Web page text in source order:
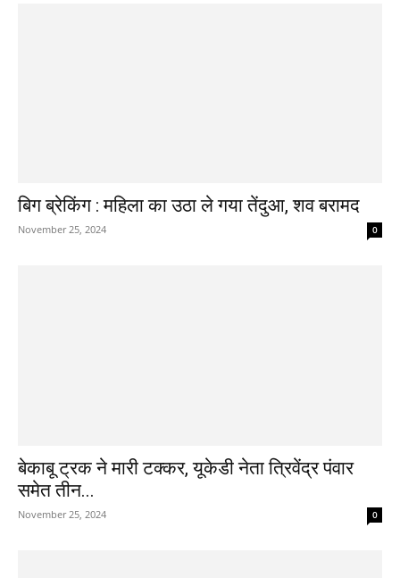
बिग ब्रेकिंग : महिला का उठा ले गया तेंदुआ, शव बरामद
November 25, 2024 0
बेकाबू ट्रक ने मारी टक्कर, यूकेडी नेता त्रिवेंद्र पंवार
समेत तीन...
November 25, 2024 0